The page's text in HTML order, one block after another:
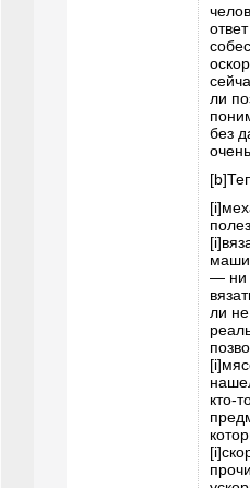
ли
без
— ни
ли
кто-